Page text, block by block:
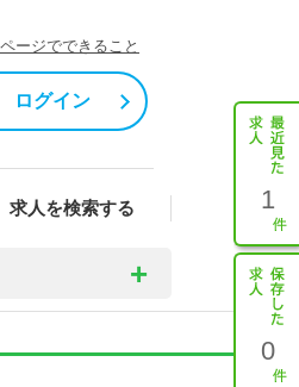
ージでできること
ログイン
求人を検索する 1
0